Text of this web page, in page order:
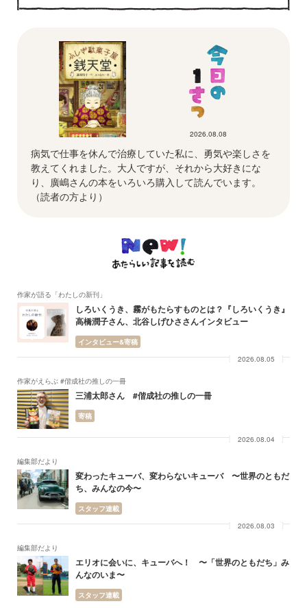
2026.08.08
病気で仕事を休んで治療していた私に、勇気や楽しさを
教えてくれました。大人ですが、それから大好きにな
り、廣嶋さんの本をいろいろ購入して読んでいます。
（読者の方より）
作家が語る「わたしの新刊」
しろいくうき、霧がもたらすものとは？『しろいくうき』
高橋潤子さん、北谷しげひささんインタビュー
インタビュー&寄稿
2026.08.05
作家がえらぶ #偕成社の推しの一冊
三浦太郎さん #偕成社の推しの一冊
寄稿
2026.08.04
編集部だより
変わったキューバ、変わらないキューバ 〜世界のともだ
ち、みんなの今〜
スタッフ連載
2026.08.03
編集部だより
エリオに会いに、キューバへ！ 〜「世界のともだち」み
んなのいま〜
スタッフ連載